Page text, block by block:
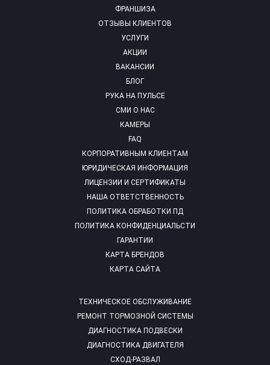
ФРАНШИЗА
ОТЗЫВЫ КЛИЕНТОВ
УСЛУГИ
АКЦИИ
ВАКАНСИИ
БЛОГ
РУКА НА ПУЛЬСЕ
СМИ О НАС
КАМЕРЫ
FAQ
ТЕХНИЧЕСКОЕ ОБСЛУЖИВАНИЕ
РЕМОНТ ТОРМОЗНОЙ СИСТЕМЫ
ДИАГНОСТИКА ПОДВЕСКИ
ДИАГНОСТИКА ДВИГАТЕЛЯ
СХОД-РАЗВАЛ
КОРПОРАТИВНЫМ КЛИЕНТАМ
ЮРИДИЧЕСКАЯ ИНФОРМАЦИЯ
ЛИЦЕНЗИИ И СЕРТИФИКАТЫ
НАША ОТВЕТСТВЕННОСТЬ
ПОЛИТИКА ОБРАБОТКИ ПД
ПОЛИТИКА КОНФИДЕНЦИАЛЬСТИ
ГАРАНТИИ
КАРТА БРЕНДОВ
КАРТА САЙТА